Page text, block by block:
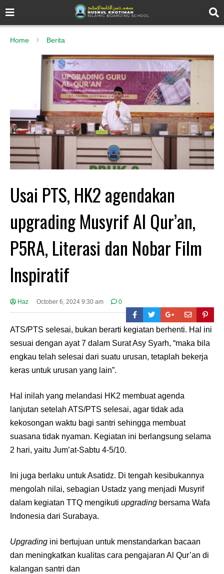
Home Berita
Usai PTS, HK2 agendakan
upgrading Musyrif Al Qur’an,
P5RA, Literasi dan Nobar Film
Inspiratif
Haz October 6, 2024 9:30 am 0
ATS/PTS selesai, bukan berarti kegiatan berhenti. Hal ini
sesuai dengan ayat 7 dalam Surat Asy Syarh, “maka bila
engkau telah selesai dari suatu urusan, tetaplah bekerja
keras untuk urusan yang lain”.
Hal inilah yang melandasi HK2 membuat agenda
lanjutan setelah ATS/PTS selesai, agar tidak ada
kekosongan waktu bagi santri sehingga membuat
suasana tidak nyaman. Kegiatan ini berlangsung selama
2 hari, yaitu Jum’at-Sabtu 4-5/10.
Ini juga berlaku untuk Asatidz. Di tengah kesibukannya
mengolah nilai, sebagian Ustadz yang menjadi Musyrif
dalam kegiatan TTQ mengikuti upgrading bersama Wafa
Indonesia dari Surabaya.
Upgrading ini bertujuan untuk menstandarkan bacaan
dan meningkatkan kualitas cara pengajaran Al Qur’an di
kalangan santri dan